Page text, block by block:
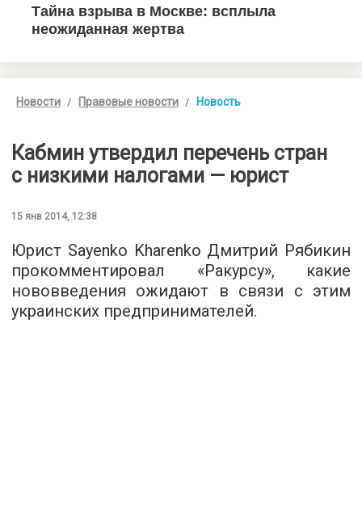
Новости Правовые новости Новость
Кабмин утвердил перечень стран
с низкими налогами — юрист
15 янв 2014, 12:38
Юрист Sayenko Kharenko Дмитрий Рябикин
прокомментировал «Ракурсу», какие
нововведения ожидают в связи с этим
украинских предпринимателей.